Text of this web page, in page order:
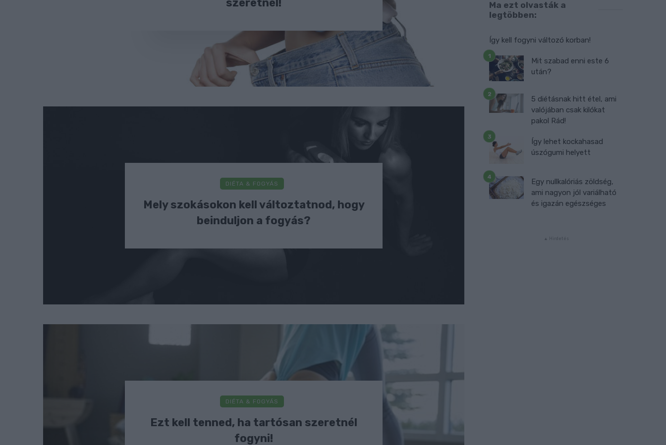
szeretnél!
DIÉTA & FOGYÁS
Mely szokásokon kell változtatnod, hogy
beinduljon a fogyás?
DIÉTA & FOGYÁS
Ezt kell tenned, ha tartósan szeretnél
fogyni!
Ma ezt olvasták a
legtöbben:
Így kell fogyni változó korban!
Mit szabad enni este 6
után?
5 diétásnak hitt étel, ami
valójában csak kilókat
pakol Rád!
Így lehet kockahasad
úszógumi helyett
Egy nullkalóriás zöldség,
ami nagyon jól variálható
és igazán egészséges